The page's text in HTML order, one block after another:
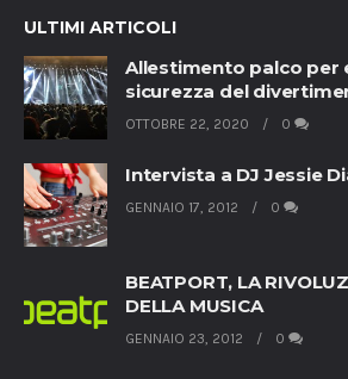
ULTIMI ARTICOLI
Allestimento palco per
sicurezza del
OTTOBRE 22, 2020 0
Intervista a DJ Jessie
GENNAIO 17, 2012 0
BEATPORT, LA
DELLA MUSICA
GENNAIO 23, 2012 0